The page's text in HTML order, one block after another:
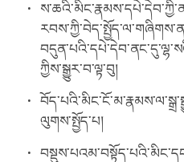
ཀྱིས་སྒྱུར་བ་ལྟ་བུ།
ལུགས་སྤྱོད་པ།